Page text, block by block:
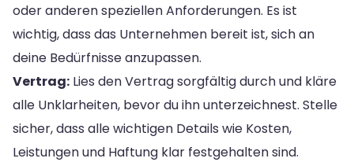
oder anderen speziellen Anforderungen. Es ist
wichtig, dass das Unternehmen bereit ist, sich an
deine Bedürfnisse anzupassen.
Vertrag: Lies den Vertrag sorgfältig durch und kläre
alle Unklarheiten, bevor du ihn unterzeichnest. Stelle
sicher, dass alle wichtigen Details wie Kosten,
Leistungen und Haftung klar festgehalten sind.